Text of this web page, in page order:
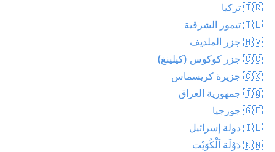
🇹🇷 تركيا
🇹🇱 تيمور الشرقية
🇲🇻 جزر الملديف
🇨🇨 جزر كوكوس (كيلينغ)
🇨🇽 جزيرة كريسماس
🇮🇶 جمهورية العراق
🇬🇪 جورجيا
🇮🇱 دولة إسرائيل
🇰🇼 دَوْلَة اَلْكُوَيْت